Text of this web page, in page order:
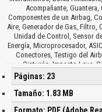
Acompañante,
Componentes de un Airbag,
Aire, Generador de Gas, Filtro,
Unidad de Control, Sensor
Energía, Microprocesador,
Conectores, Testigo del
Cinturón, Impacto Leve,
Seguridad, Componentes del
Temperaturas Superiores,
Químicos, Riesgo de
y Ventanillas Laterales
Páginas: 23
Tamaño: 1.83 MB
Formato: PDF (Adobe